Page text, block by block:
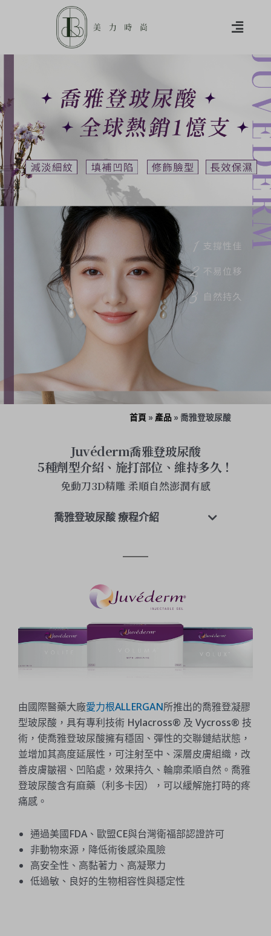
首頁 » 產品» 喬雅登玻尿酸
Juvéderm喬雅登玻尿酸
5種劑型介紹、施打部位、維持多久！
免動刀3D精雕 柔順自然澎潤有感
喬雅登玻尿酸 療程介紹
由國際醫藥大廠愛力根ALLERGAN所推出的喬雅登凝膠
型玻尿酸，具有專利技術 Hylacross® 及 Vycross® 技
術，使喬雅登玻尿酸擁有穩固、彈性的交聯鏈結狀態，
並增加其高度延展性，可注射至中、深層皮膚組織，改
善皮膚皺褶、凹陷處，效果持久、輪廓柔順自然。喬雅
登玻尿酸含有麻藥（利多卡因），可以緩解施打時的疼
痛感。
通過美國FDA、歐盟CE與台灣衛福部認證許可
非動物來源，降低術後感染風險
高安全性、高黏著力、高凝聚力
低過敏、良好的生物相容性與穩定性